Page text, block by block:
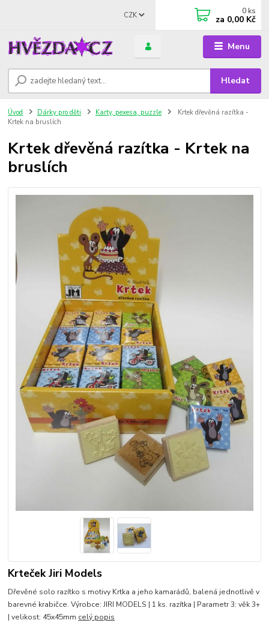
Menu
CZK
Hledat
0 ks
za 0,00 Kč
Úvod Dárky pro děti Karty, pexesa, puzzle
Krtek dřevěná razítka -
Krtek na bruslích
Krtek dřevěná razítka - Krtek na
bruslích
Krteček Jiri Models
Dřevěné solo razítko s motivy Krtka a jeho kamarádů, balená jednotlivě v
barevné krabičce. Výrobce: JIRI MODELS | 1 ks. razítka | Parametr 3: věk 3+
| velikost: 45x45mm celý popis